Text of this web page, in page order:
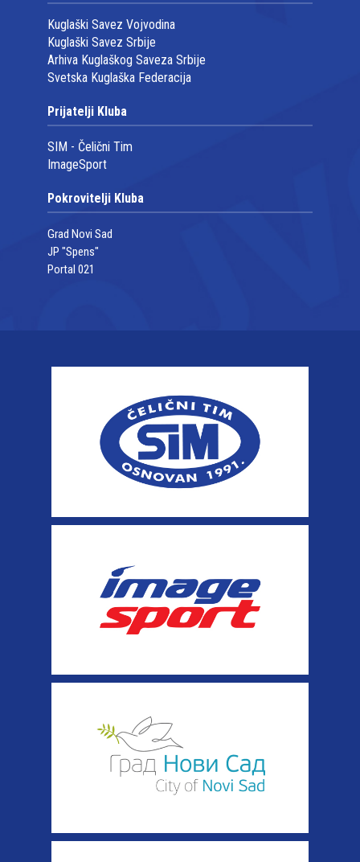
Kuglaški Savez Vojvodina
Kuglaški Savez Srbije
Arhiva Kuglaškog Saveza Srbije
Svetska Kuglaška Federacija
Prijatelji Kluba
SIM - Čelični Tim
ImageSport
Pokrovitelji Kluba
Grad Novi Sad
JP "Spens"
Portal 021